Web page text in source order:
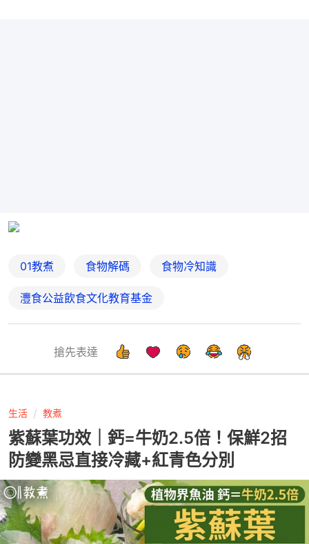
01教煮 食物解碼 食物冷知識
灃食公益飲食文化教育基金
搶先表達
生活 教煮
紫蘇葉功效｜鈣=牛奶2.5倍！保鮮2招
防變黑忌直接冷藏+紅青色分別